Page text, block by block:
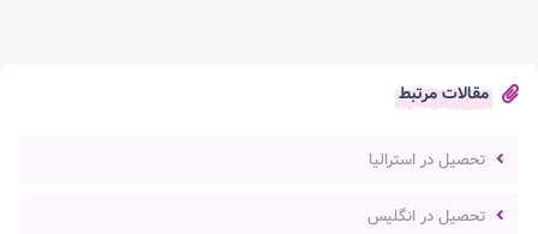
مقالات مرتبط
تحصیل در استرالیا
تحصیل در انگلیس